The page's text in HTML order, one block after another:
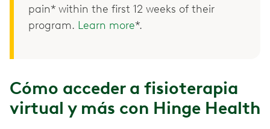
pain* within the first 12 weeks of their
program. Learn more*.
Cómo acceder a fisioterapia
virtual y más con Hinge Health